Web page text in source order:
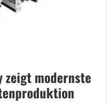
zeigt modernste